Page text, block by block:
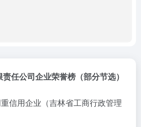
任公司企业荣誉榜（部分节选）
信用企业（吉林省工商行政管理